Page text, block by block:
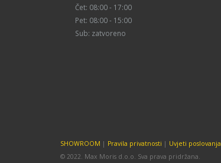
Čet: 08:00 - 17:00
Pet: 08:00 - 15:00
Sub: zatvoreno
SHOWROOM | Pravila privatnosti | Uvjeti poslovanja
© 2022. Max Moris d.o.o. Sva prava pridržana.